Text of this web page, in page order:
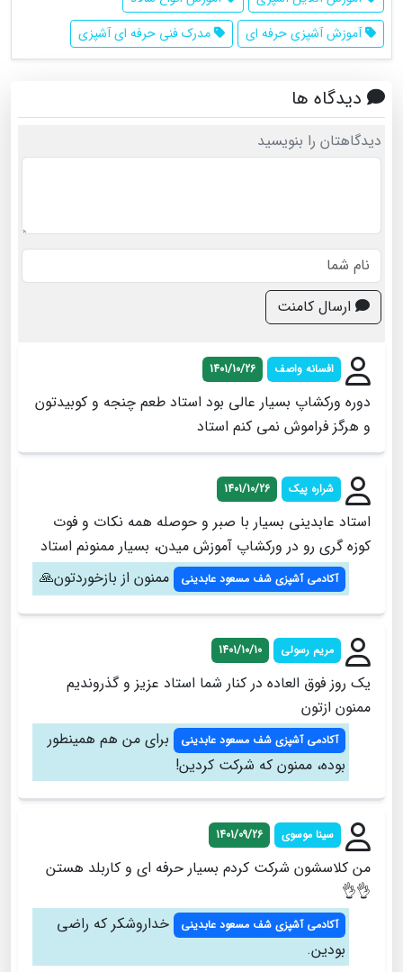
آموزش آشپزی حرفه ای
مدرک فنی حرفه ای آشپزی
دیدگاه ها
دیدگاهتان را بنویسید
ارسال کامنت
افسانه واصف 1401/10/26
دوره ورکشاپ بسیار عالی بود استاد طعم چنجه و کوبیدتون
و هرگز فراموش نمی کنم استاد
شراره پیک 1401/10/26
استاد عابدینی بسیار با صبر و حوصله همه نکات و فوت
کوزه گری رو در ورکشاپ آموزش میدن، بسیار ممنونم استاد
آکادمی آشپزی شف مسعود عابدینی ممنون از بازخوردتون🙏
مریم رسولی 1401/10/10
یک روز فوق العاده در کنار شما استاد عزیز و گذروندیم
ممنون ازتون
آکادمی آشپزی شف مسعود عابدینی
برای من هم همینطور
بوده، ممنون که شرکت کردین!
سینا موسوی 1401/09/26
من کلاسشون شرکت کردم بسیار حرفه ای و کاربلد هستن
👌👌
آکادمی آشپزی شف مسعود عابدینی
خداروشکر که راضی
بودین.